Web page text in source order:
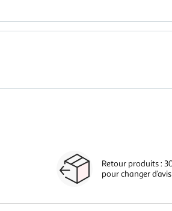
Retour produits :
pour changer d’avis